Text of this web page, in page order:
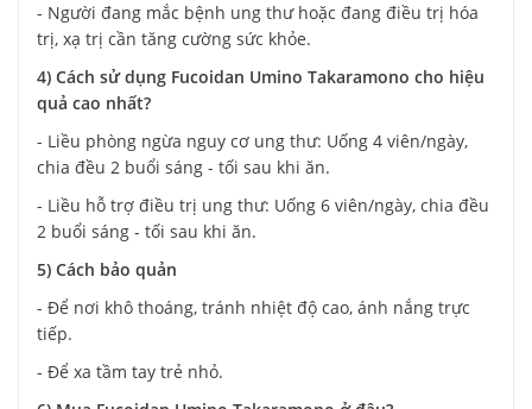
- Người đang mắc bệnh ung thư hoặc đang điều trị hóa
trị, xạ trị cần tăng cường sức khỏe.
4) Cách sử dụng Fucoidan Umino Takaramono cho hiệu
quả cao nhất?
- Liều phòng ngừa nguy cơ ung thư: Uống 4 viên/ngày,
chia đều 2 buổi sáng - tối sau khi ăn.
- Liều hỗ trợ điều trị ung thư: Uống 6 viên/ngày, chia đều
2 buổi sáng - tối sau khi ăn.
5) Cách bảo quản
- Để nơi khô thoáng, tránh nhiệt độ cao, ánh nắng trực
tiếp.
- Để xa tầm tay trẻ nhỏ.